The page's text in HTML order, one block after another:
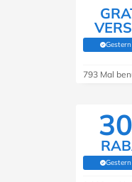
Gestern
793 Mal
Gestern